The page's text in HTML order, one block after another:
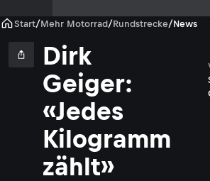
Start/Mehr Motorrad/Rundstrecke/News
Dirk
Geiger:
«Jedes
Kilogramm
zählt»